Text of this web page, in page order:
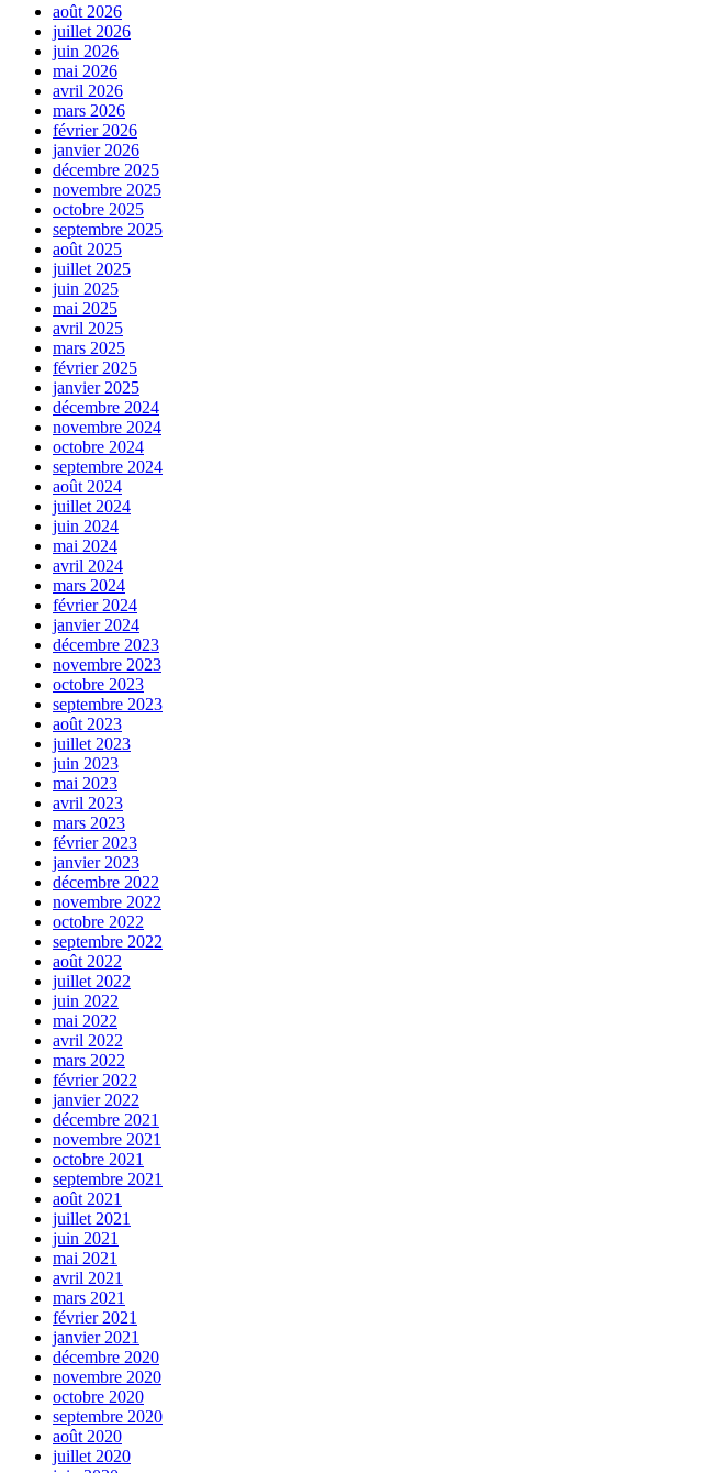
août 2026
juillet 2026
juin 2026
mai 2026
avril 2026
mars 2026
février 2026
janvier 2026
décembre 2025
novembre 2025
octobre 2025
septembre 2025
août 2025
juillet 2025
juin 2025
mai 2025
avril 2025
mars 2025
février 2025
janvier 2025
décembre 2024
novembre 2024
octobre 2024
septembre 2024
août 2024
juillet 2024
juin 2024
mai 2024
avril 2024
mars 2024
février 2024
janvier 2024
décembre 2023
novembre 2023
octobre 2023
septembre 2023
août 2023
juillet 2023
juin 2023
mai 2023
avril 2023
mars 2023
février 2023
janvier 2023
décembre 2022
novembre 2022
octobre 2022
septembre 2022
août 2022
juillet 2022
juin 2022
mai 2022
avril 2022
mars 2022
février 2022
janvier 2022
décembre 2021
novembre 2021
octobre 2021
septembre 2021
août 2021
juillet 2021
juin 2021
mai 2021
avril 2021
mars 2021
février 2021
janvier 2021
décembre 2020
novembre 2020
octobre 2020
septembre 2020
août 2020
juillet 2020